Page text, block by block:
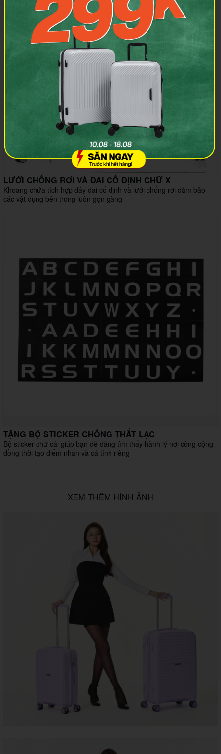
LƯỚI CHỐNG RƠI VÀ ĐAI CỐ ĐỊNH CHỮ X
Khoang chứa tích hợp dây đai cố định và lưới chống rơi đảm bảo
các vật dụng bên trong luôn gọn gàng
TẶNG BỘ STICKER CHỐNG THẤT LẠC
Bộ sticker chữ cái giúp bạn dễ dàng tìm thấy hành lý nơi công cộng
đồng thời tạo điểm nhấn và cá tính riêng
XEM THÊM HÌNH ẢNH